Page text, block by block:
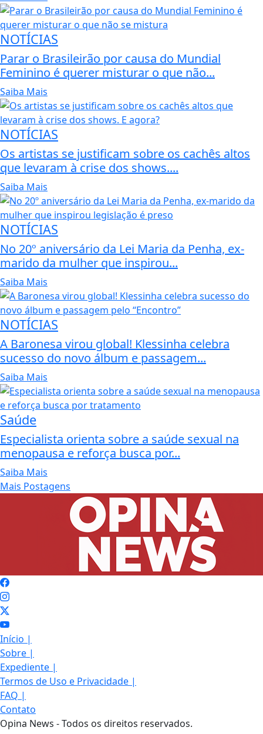
NOTÍCIAS
Parar o Brasileirão por causa do Mundial
Feminino é querer misturar o que não...
Saiba Mais
NOTÍCIAS
Os artistas se justificam sobre os cachês altos
que levaram à crise dos shows....
Saiba Mais
NOTÍCIAS
No 20º aniversário da Lei Maria da Penha, ex-
marido da mulher que inspirou...
Saiba Mais
NOTÍCIAS
A Baronesa virou global! Klessinha celebra
sucesso do novo álbum e passagem...
Saiba Mais
Saúde
Especialista orienta sobre a saúde sexual na
menopausa e reforça busca por...
Saiba Mais
Mais Postagens
Início |
Sobre |
Expediente |
Termos de Uso e Privacidade |
FAQ |
Contato
Opina News - Todos os direitos reservados.